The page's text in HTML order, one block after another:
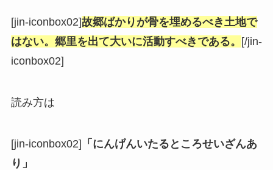
[jin-iconbox02]故郷ばかりが骨を埋めるべき土地で
はない。郷里を出て大いに活動すべきである。 [/jin-
iconbox02]
読み方は
[jin-iconbox02] 「にんげんいたるところせいざんあ
り」